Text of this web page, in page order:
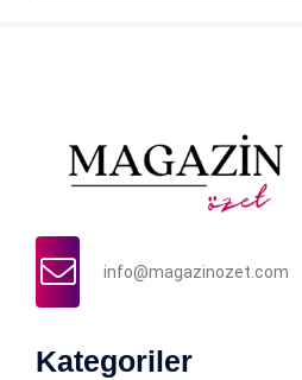
info@magazinozet.com
Kategoriler